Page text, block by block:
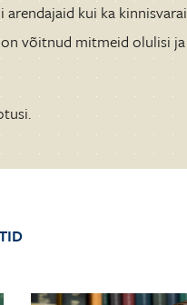
kui ka
võitnud mitmeid olulisi